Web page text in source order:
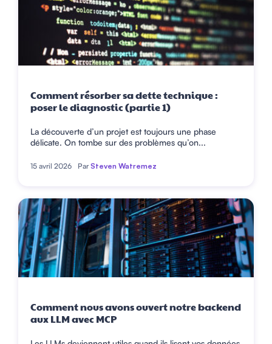
Comment résorber sa dette technique :
poser le diagnostic (partie 1)
La découverte d’un projet est toujours une phase
délicate. On tombe sur des problèmes qu’on...
15 avril 2026 ParSteven Watremez
Comment nous avons ouvert notre backend
aux LLM avec MCP